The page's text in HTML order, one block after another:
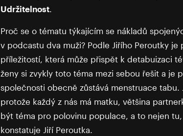
Udržitelnost
Proč se o tématu týkajícím se nákladů
v podcastu dva muži? Podle Jiřího Peroutky
příležitostí, která může přispět k detabuizaci
ženy si zvykly toto téma mezi sebou řešit a je
společnosti obecně zůstává menstruace tabu.
protože každý z nás má matku, většina
být téma pro polovinu populace, a to nejen
konstatuje Jiří Peroutka.